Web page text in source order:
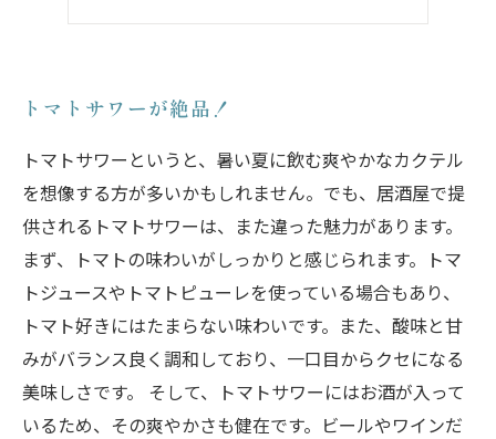
トマトサワーが絶品！
トマトサワーというと、暑い夏に飲む爽やかなカクテル
を想像する方が多いかもしれません。でも、居酒屋で提
供されるトマトサワーは、また違った魅力があります。
まず、トマトの味わいがしっかりと感じられます。トマ
トジュースやトマトピューレを使っている場合もあり、
トマト好きにはたまらない味わいです。また、酸味と甘
みがバランス良く調和しており、一口目からクセになる
美味しさです。 そして、トマトサワーにはお酒が入って
いるため、その爽やかさも健在です。ビールやワインだ